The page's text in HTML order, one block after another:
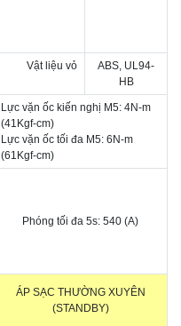
Vật liệu vỏ
ABS, UL94-
HB
Lực vặn ốc kiến nghị M5: 4N-m
(41Kgf-cm)
Lực vặn ốc tối đa M5: 6N-m
(61Kgf-cm)
Phóng tối đa 5s: 540 (A)
ÁP SẠC THƯỜNG XUYÊN
(STANDBY)